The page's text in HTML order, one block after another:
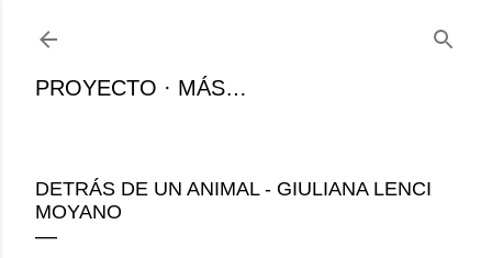
Ir al contenido principal
PROYECTO MÁS…
DETRÁS DE UN ANIMAL - GIULIANA LENCI
MOYANO